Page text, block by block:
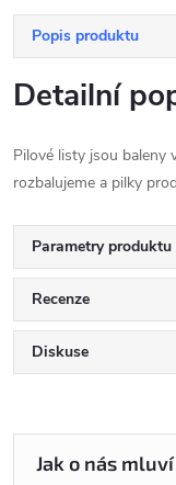
Popis produktu
Detailní
Pilové listy jsou
rozbalujeme a pilky
Parametry produktu
Recenze
Diskuse